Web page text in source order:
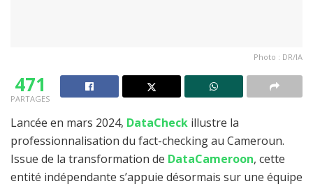
Photo : DR/IA
471
PARTAGES
Lancée en mars 2024, DataCheck illustre la
professionnalisation du fact-checking au Cameroun.
Issue de la transformation de DataCameroon, cette
entité indépendante s’appuie désormais sur une équipe